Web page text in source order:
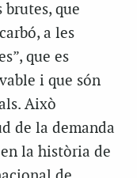
que
a les
que es
i que són
Això
de la demanda
la història de